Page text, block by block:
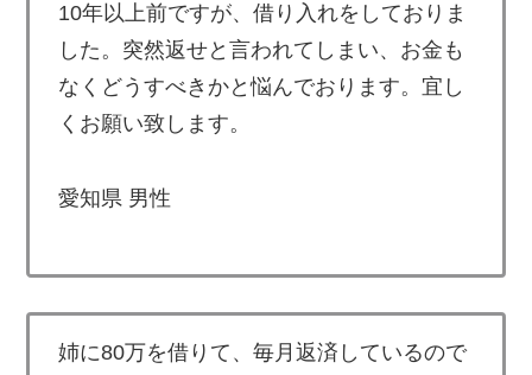
10年以上前ですが、借り入れをしておりま
した。突然返せと言われてしまい、お金も
なくどうすべきかと悩んでおります。宜し
くお願い致します。
愛知県 男性
姉に80万を借りて、毎月返済しているので